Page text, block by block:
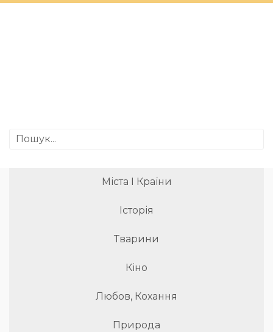
Міста І Країни
Історія
Тварини
Кіно
Любов, Кохання
Природа